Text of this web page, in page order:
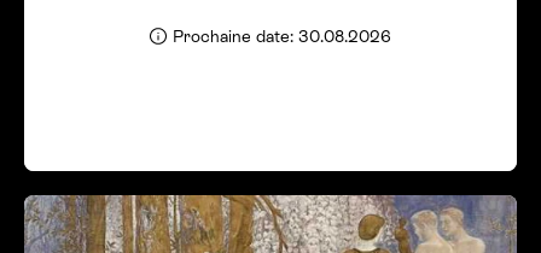
Prochaine date: 30.08.2026